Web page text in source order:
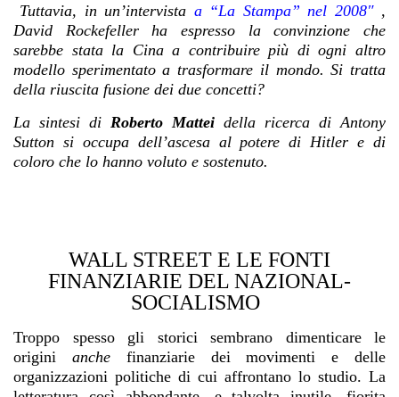
Tuttavia, in un’intervista a “La Stampa” nel 2008″,
David Rockefeller ha espresso la convinzione che
sarebbe stata la Cina a contribuire più di ogni altro
modello sperimentato a trasformare il mondo. Si tratta
della riuscita fusione dei due concetti?
La sintesi di Roberto Mattei della ricerca di Antony
Sutton si occupa dell’ascesa al potere di Hitler e di
coloro che lo hanno voluto e sostenuto.
WALL STREET E LE FONTI
FINANZIARIE DEL NAZIONAL-
SOCIALISMO
Troppo spesso gli storici sembrano dimenticare le
origini anche finanziarie dei movimenti e delle
organizzazioni politiche di cui affrontano lo studio. La